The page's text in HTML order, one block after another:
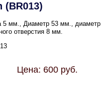
(BR013)
5 мм., Диаметр 53 мм., диаметр
отверстия 8 мм.
Цена: 600 руб.